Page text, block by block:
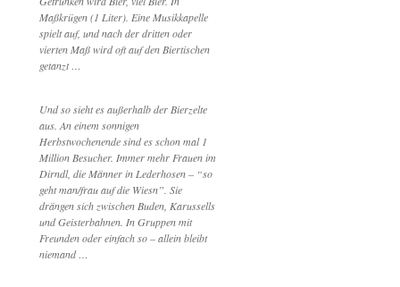
Maßkrügen (1 Liter). Eine Musikkapelle
spielt auf, und nach der dritten oder
vierten Maß wird oft auf den Biertischen
getanzt …
Und so sieht es außerhalb der Bierzelte
aus. An einem sonnigen
Herbstwochenende sind es schon mal 1
Million Besucher. Immer mehr Frauen im
Dirndl, die Männer in Lederhosen – “so
geht man/frau auf die Wiesn”. Sie
drängen sich zwischen Buden, Karussells
und Geisterbahnen. In Gruppen mit
Freunden oder einfach so – allein bleibt
niemand …